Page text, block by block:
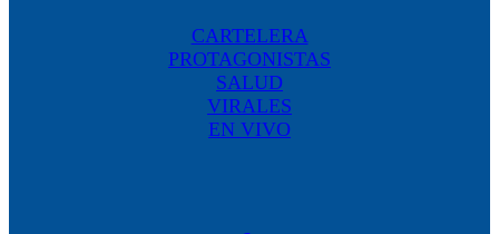
CARTELERA
PROTAGONISTAS
SALUD
VIRALES
EN VIVO